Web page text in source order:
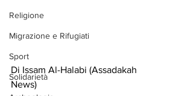
Religione
Migrazione e Rifugiati
Sport
Solidarietà
Di Issam Al-Halabi (Assadakah
News)